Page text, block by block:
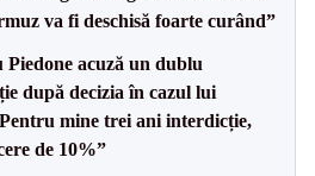
va fi deschisă foarte curând”
Piedone acuză un dublu
după decizia în cazul lui
mine trei ani interdicție,
de 10%”